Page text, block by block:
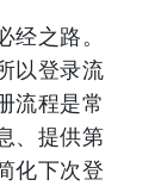
之路。
以登录流
流程是常
、提供第
化下次登